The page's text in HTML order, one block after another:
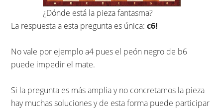
¿Dónde está la pieza fantasma?
La respuesta a esta pregunta es única:c6!
No vale por ejemplo a4 pues el peón negro de b6
puede impedir el mate.
Si la pregunta es más amplia y no concretamos la pieza
hay muchas soluciones y de esta forma puede participar